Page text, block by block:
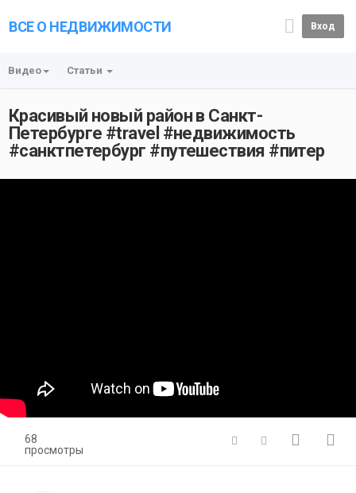
ВСЕ О НЕДВИЖИМОСТИ Вход
Видео Статьи
Красивый новый район в Санкт-
Петербурге #travel #недвижимость
#санктпетербург #путешествия #питер
68
просмотры